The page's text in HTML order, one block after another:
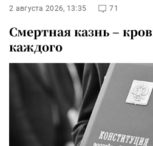
2 августа 2026, 13:35 71
Смертная казнь –
каждого